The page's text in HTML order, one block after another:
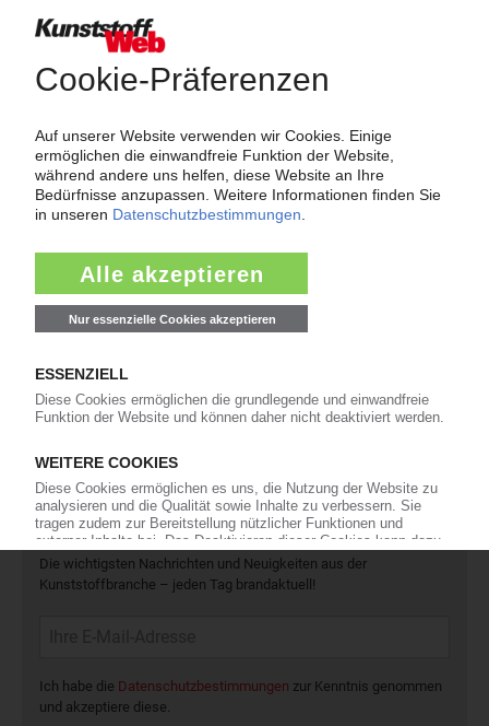
Force Majeure in der Kunststoffindustrie
Fragen und Antworten: Was Kunst­stoff­verarbeiter wissen müssen,
wenn der Lieferant nicht mehr liefert – Informationen zum
Preisentwicklung sowie Tipps für die Praxis.
Jetzt lesen
Newsletter
Die wichtigsten Nachrichten und Neuigkeiten aus der
Kunststoffbranche – jeden Tag brandaktuell!
Ich habe die Datenschutzbestimmungen zur Kenntnis genommen
und akzeptiere diese.